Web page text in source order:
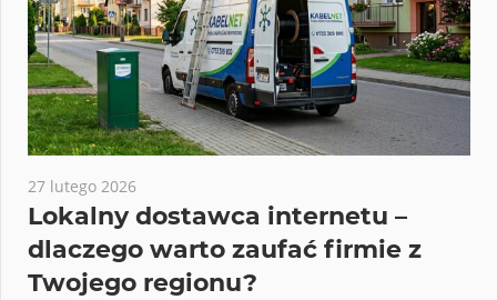
27 lutego 2026
Lokalny dostawca internetu –
dlaczego warto zaufać firmie z
Twojego regionu?